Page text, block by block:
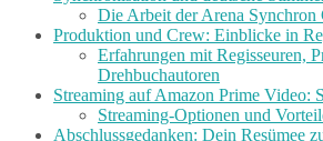
Die Arbeit der Arena Synchron
Produktion und Crew: Einblicke in
Erfahrungen mit Regisseuren,
Drehbuchautoren
Streaming auf Amazon Prime Video:
Streaming-Optionen und
Abschlussgedanken: Dein Resümee